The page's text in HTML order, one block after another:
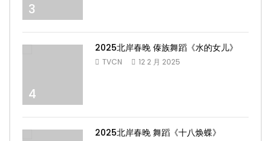
3
4
2025北岸春晚 傣族舞蹈《水的女儿》
TVCN 12 2 月 2025
2025北岸春晚 舞蹈《十八焕蝶》